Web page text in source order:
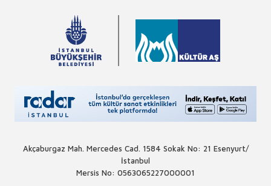
Akçaburgaz Mah. Mercedes Cad. 1584 Sokak No: 21 Esenyurt/
İstanbul
Mersis No: 0563065227000001